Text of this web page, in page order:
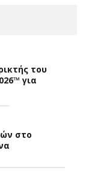
του
για
στο